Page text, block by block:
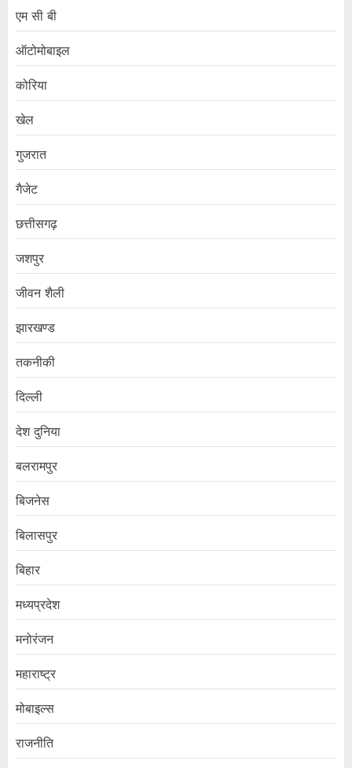
एम सी बी
ऑटोमोबाइल
कोरिया
खेल
गुजरात
गैजेट
छत्तीसगढ़
जशपुर
जीवन शैली
झारखण्ड
तकनीकी
दिल्ली
देश दुनिया
बलरामपुर
बिजनेस
बिलासपुर
बिहार
मध्यप्रदेश
मनोरंजन
महाराष्ट्र
मोबाइल्स
राजनीति